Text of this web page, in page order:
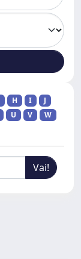
H I
J
U V
W